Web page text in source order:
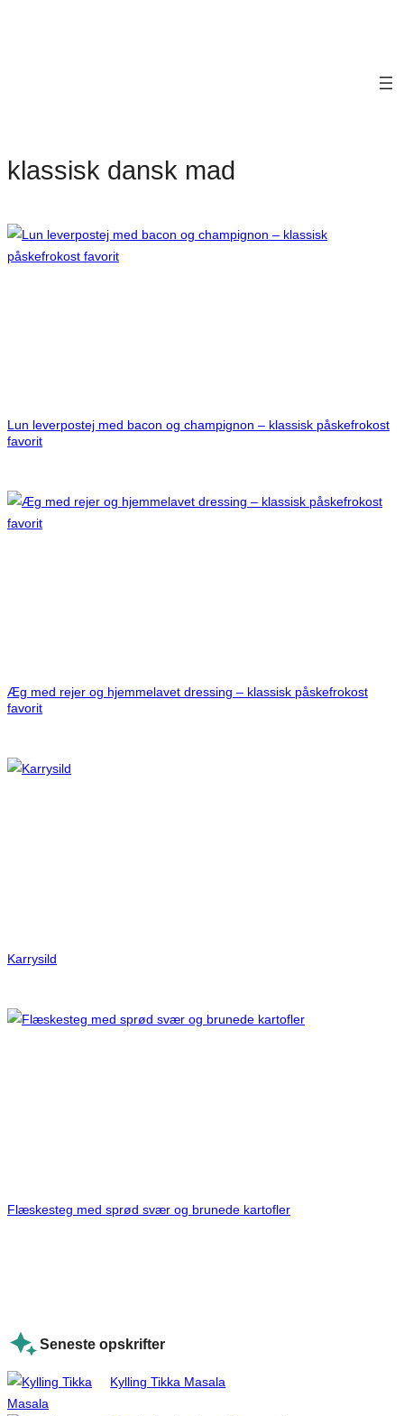
klassisk dansk mad
Lun leverpostej med bacon og champignon – klassisk påskefrokost
favorit
Æg med rejer og hjemmelavet dressing – klassisk påskefrokost
favorit
Karrysild
Flæskesteg med sprød svær og brunede kartofler
Seneste opskrifter
Kylling Tikka Masala